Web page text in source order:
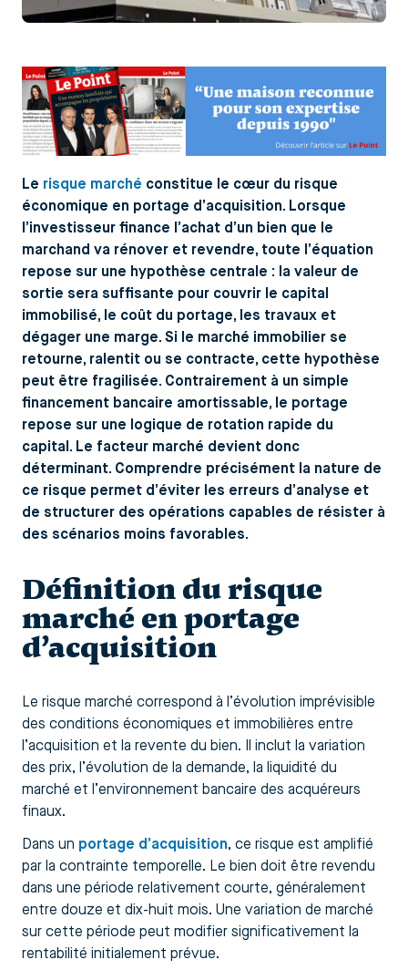
Le risque marché constitue le cœur du risque
économique en portage d’acquisition. Lorsque
l’investisseur finance l’achat d’un bien que le
marchand va rénover et revendre, toute l’équation
repose sur une hypothèse centrale : la valeur de
sortie sera suffisante pour couvrir le capital
immobilisé, le coût du portage, les travaux et
dégager une marge. Si le marché immobilier se
retourne, ralentit ou se contracte, cette hypothèse
peut être fragilisée. Contrairement à un simple
financement bancaire amortissable, le portage
repose sur une logique de rotation rapide du
capital. Le facteur marché devient donc
déterminant. Comprendre précisément la nature de
ce risque permet d’éviter les erreurs d’analyse et
de structurer des opérations capables de résister à
des scénarios moins favorables.
Définition du risque
marché en portage
d’acquisition
Le risque marché correspond à l’évolution imprévisible
des conditions économiques et immobilières entre
l’acquisition et la revente du bien. Il inclut la variation
des prix, l’évolution de la demande, la liquidité du
marché et l’environnement bancaire des acquéreurs
finaux.
Dans un portage d’acquisition, ce risque est amplifié
par la contrainte temporelle. Le bien doit être revendu
dans une période relativement courte, généralement
entre douze et dix-huit mois. Une variation de marché
sur cette période peut modifier significativement la
rentabilité initialement prévue.